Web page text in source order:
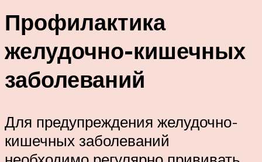
Профилактика
желудочно-кишечных
заболеваний
Для предупреждения желудочно-
кишечных заболеваний